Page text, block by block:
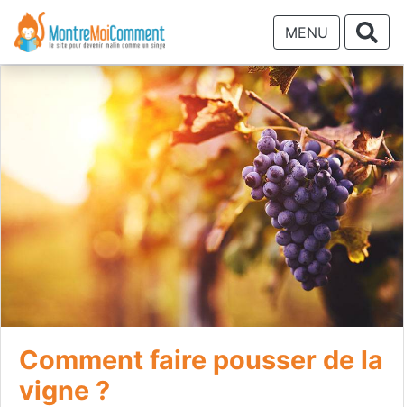
MENU
Comment faire pousser de la
vigne ?